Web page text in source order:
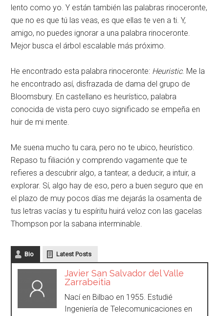
lento como yo. Y están también las palabras rinoceronte,
que no es que tú las veas, es que ellas te ven a ti. Y,
amigo, no puedes ignorar a una palabra rinoceronte.
Mejor busca el árbol escalable más próximo.
He encontrado esta palabra rinoceronte: Heuristic. Me la
he encontrado así, disfrazada de dama del grupo de
Bloomsbury. En castellano es heurístico, palabra
conocida de vista pero cuyo significado se empeña en
huir de mi mente.
Me suena mucho tu cara, pero no te ubico, heurístico.
Repaso tu filiación y comprendo vagamente que te
refieres a descubrir algo, a tantear, a deducir, a intuir, a
explorar. Sí, algo hay de eso, pero a buen seguro que en
el plazo de muy pocos días me dejarás la osamenta de
tus letras vacías y tu espíritu huirá veloz con las gacelas
Thompson por la sabana interminable.
Bio Latest Posts
Javier San Salvador del Valle
Zarrabeitia
Nací en Bilbao en 1955. Estudié
Ingeniería de Telecomunicaciones en